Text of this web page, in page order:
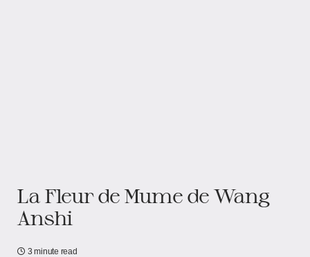
La Fleur de Mume de Wang
Anshi
3 minute read